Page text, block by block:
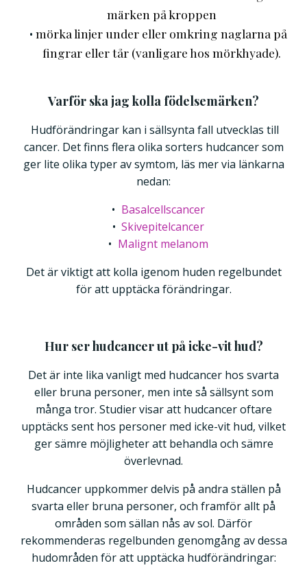
märken på kroppen
mörka linjer under eller omkring naglarna på
fingrar eller tår (vanligare hos mörkhyade).
Varför ska jag kolla födelsemärken?
Hudförändringar kan i sällsynta fall utvecklas till
cancer. Det finns flera olika sorters hudcancer som
ger lite olika typer av symtom, läs mer via länkarna
nedan:
Basalcellscancer
Skivepitelcancer
Malignt melanom
Det är viktigt att kolla igenom huden regelbundet
för att upptäcka förändringar.
Hur ser hudcancer ut på icke-vit hud?
Det är inte lika vanligt med hudcancer hos svarta
eller bruna personer, men inte så sällsynt som
många tror. Studier visar att hudcancer oftare
upptäcks sent hos personer med icke-vit hud, vilket
ger sämre möjligheter att behandla och sämre
överlevnad.
Hudcancer uppkommer delvis på andra ställen på
svarta eller bruna personer, och framför allt på
områden som sällan nås av sol. Därför
rekommenderas regelbunden genomgång av dessa
hudområden för att upptäcka hudförändringar: